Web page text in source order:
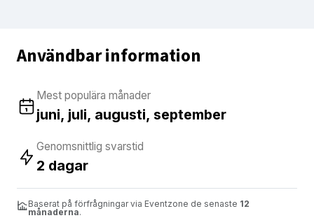
Användbar information
Mest populära månader
juni, juli, augusti, september
Genomsnittlig svarstid
2 dagar
Baserat på förfrågningar via Eventzone de senaste 12
månaderna.